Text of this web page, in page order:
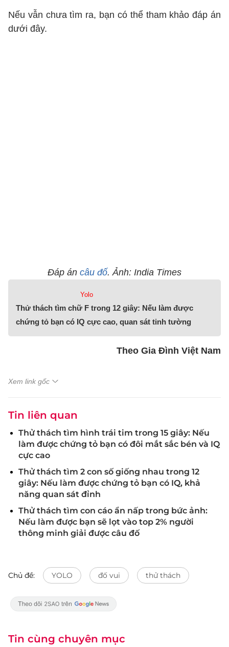
Nếu vẫn chưa tìm ra, bạn có thể tham khảo đáp án
dưới đây.
Đáp án câu đố. Ảnh: India Times
Yolo
Thử thách tìm chữ F trong 12 giây: Nếu làm được
chứng tỏ bạn có IQ cực cao, quan sát tinh tường
Theo Gia Đình Việt Nam
Xem link gốc
Tin liên quan
Thử thách tìm hình trái tim trong 15 giây: Nếu
làm được chứng tỏ bạn có đôi mắt sắc bén và IQ
cực cao
Thử thách tìm 2 con số giống nhau trong 12
giây: Nếu làm được chứng tỏ bạn có IQ, khả
năng quan sát đỉnh
Thử thách tìm con cáo ẩn nấp trong bức ảnh:
Nếu làm được bạn sẽ lọt vào top 2% người
thông minh giải được câu đố
Chủ đề: YOLO đố vui thử thách
Tin cùng chuyên mục